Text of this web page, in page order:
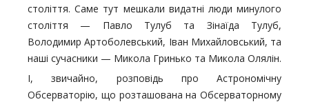
століття. Саме тут мешкали видатні люди минулого
століття — Павло Тулуб та Зінаїда Тулуб,
Володимир Артоболевський, Іван Михайловський, та
наші сучасники — Микола Гринько та Микола Олялін.
І, звичайно, розповідь про Астрономічну
Обсерваторію, що розташована на Обсерваторному